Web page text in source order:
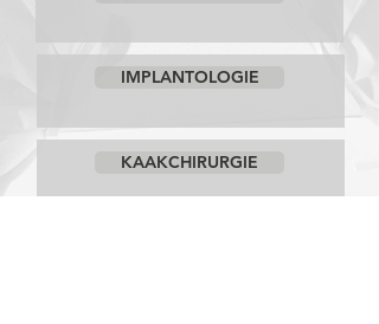
IMPLANTOLOGIE
KAAKCHIRURGIE